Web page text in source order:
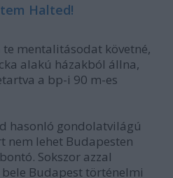
Halted!
te mentalitásodat követné,
alakú házakból állna,
a bp-i 90 m-es
hasonló gondolatvilágú
nem lehet Budapesten
Sokszor azzal
Budapest történelmi